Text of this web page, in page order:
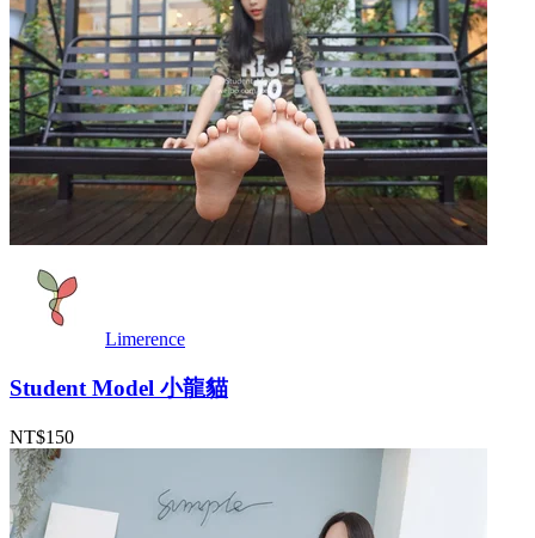
Limerence
Student Model 小龍貓
NT$150